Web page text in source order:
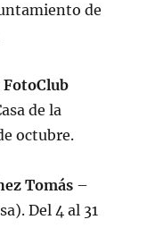
de
de la
octubre.
Tomás –
Del 4 al 31